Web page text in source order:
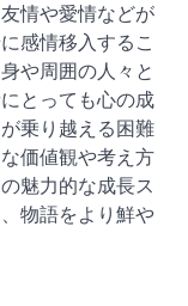
情や愛情などが
感情移入するこ
や周囲の人々と
とっても心の成
乗り越える困難
価値観や考え方
魅力的な成長ス
物語をより鮮や